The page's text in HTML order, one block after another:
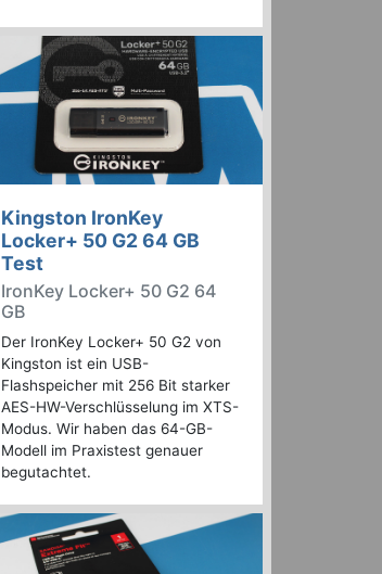
Kingston IronKey
Locker+ 50 G2 64 GB
Test
IronKey Locker+ 50 G2 64
GB
Der IronKey Locker+ 50 G2 von
Kingston ist ein USB-
Flashspeicher mit 256 Bit starker
AES-HW-Verschlüsselung im XTS-
Modus. Wir haben das 64-GB-
Modell im Praxistest genauer
begutachtet.